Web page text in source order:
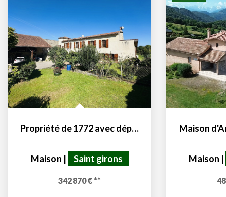
Propriété de 1772 avec dépendances et terres 09200
Maison Saint girons
342 870 € **
Maison